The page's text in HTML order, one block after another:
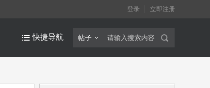
登录 立即注册
帖子
快捷导航